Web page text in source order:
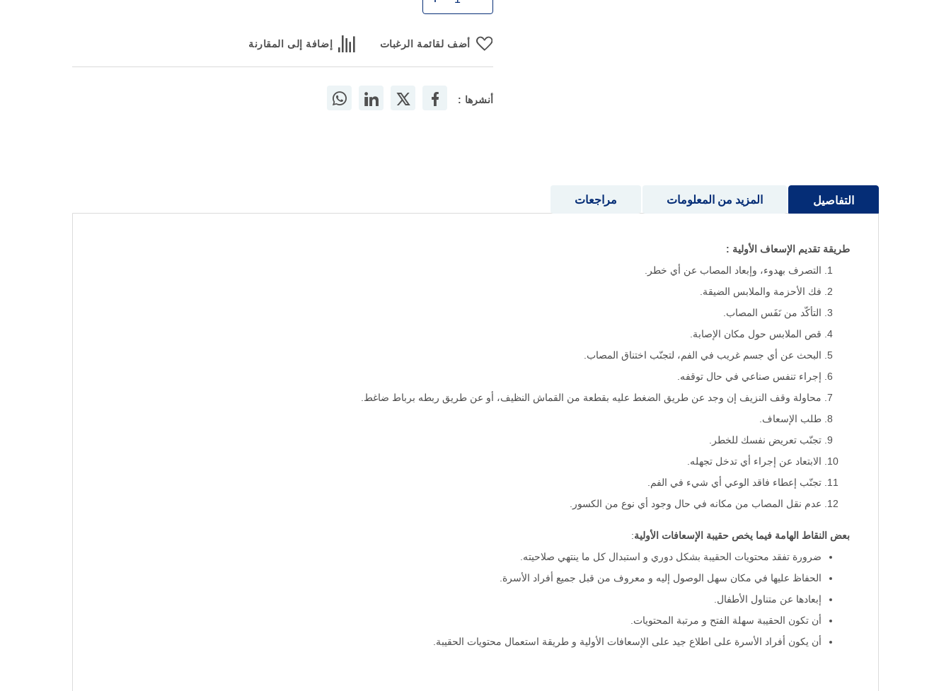
أضف لقائمة الرغبات إضافة إلى المقارنة
أنشرها :
التفاصيل
طريقة تقديم الإسعاف الأولية :
التصرف بهدوء، وإبعاد المصاب عن أي خطر.
فك الأحزمة والملابس الضيقة.
التأكّد من نَفَس المصاب.
قص الملابس حول مكان الإصابة.
البحث عن أي جسم غريب في الفم، لتجنّب اختناق المصاب.
إجراء تنفس صناعي في حال توقفه.
محاولة وقف النزيف إن وجد عن طريق الضغط عليه بقطعة من القماش النظيف، أو عن طريق ربطه برباط ضاغط.
طلب الإسعاف.
تجنّب تعريض نفسك للخطر.
الابتعاد عن إجراء أي تدخل تجهله.
تجنّب إعطاء فاقد الوعي أي شيء في الفم.
عدم نقل المصاب من مكانه في حال وجود أي نوع من الكسور.
بعض النقاط الهامة فيما يخص حقيبة الإسعافات الأولية:
ضرورة تفقد محتويات الحقيبة بشكل دوري و استبدال كل ما ينتهي صلاحيته.
الحفاظ عليها في مكان سهل الوصول إليه و معروف من قبل جميع أفراد الأسرة.
إبعادها عن متناول الأطفال.
أن تكون الحقيبة سهلة الفتح و مرتبة المحتويات.
أن يكون أفراد الأسرة على اطلاع جيد على الإسعافات الأولية و طريقة استعمال محتويات الحقيبة.
المزيد من المعلومات مراجعات